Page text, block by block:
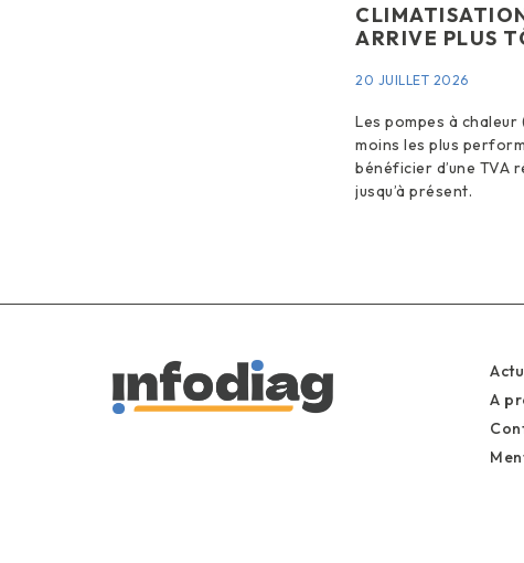
ARRIVE PLUS
20 JUILLET 2026
Les pompes à chaleur
moins les plus
bénéficier d’une TVA
jusqu’à présent.
A